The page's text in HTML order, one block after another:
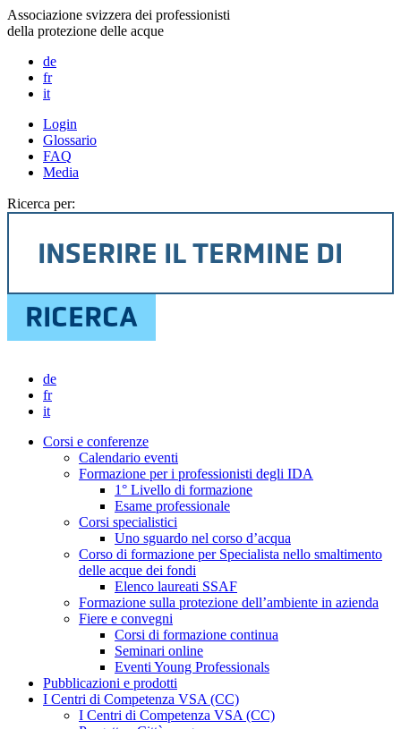
Associazione svizzera dei professionisti
della protezione delle acque
de
fr
it
Login
Glossario
FAQ
Media
Ricerca per:
de
fr
it
Corsi e conferenze
Calendario eventi
Formazione per i professionisti degli IDA
1° Livello di formazione
Esame professionale
Corsi specialistici
Uno sguardo nel corso d’acqua
Corso di formazione per Specialista nello smaltimento
delle acque dei fondi
Elenco laureati SSAF
Formazione sulla protezione dell’ambiente in azienda
Fiere e convegni
Corsi di formazione continua
Seminari online
Eventi Young Professionals
Pubblicazioni e prodotti
I Centri di Competenza VSA (CC)
I Centri di Competenza VSA (CC)